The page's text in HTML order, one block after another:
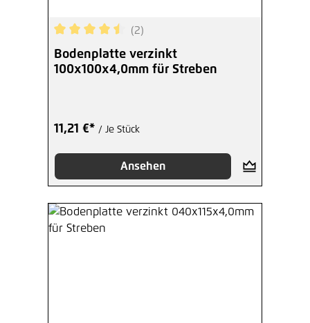
Durchschnittliche Bewertung von 4.5 von 5
(2)
Bodenplatte verzinkt
100x100x4,0mm für Streben
11,21 €* / Je Stück
Ansehen